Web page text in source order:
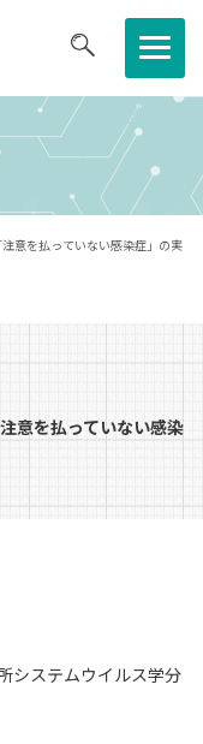
意を払っていない感染症」の実
意を払っていない感染
システムウイルス学分